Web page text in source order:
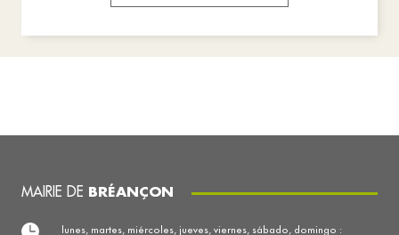
MAIRIE DE BRÉANÇON
lunes, martes, miércoles, jueves, viernes, sábado, domingo :